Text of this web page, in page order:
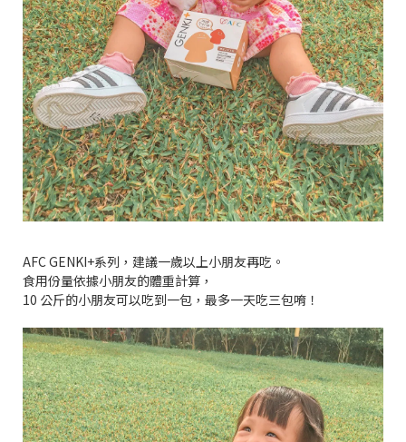
AFC GENKI+系列，建議一歲以上小朋友再吃。
食用份量依據小朋友的體重計算，
10 公斤的小朋友可以吃到一包，最多一天吃三包唷！